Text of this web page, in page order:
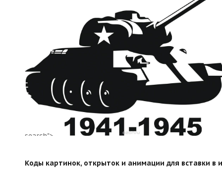
search">
Коды картинок, открыток и анимации для вставки в